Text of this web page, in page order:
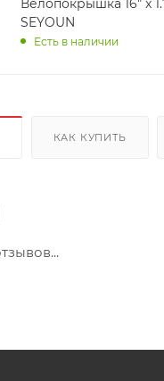
Велопокрышка 16" x 1.75" SY-
SEYOUN
Есть в наличии
КАК КУПИТЬ